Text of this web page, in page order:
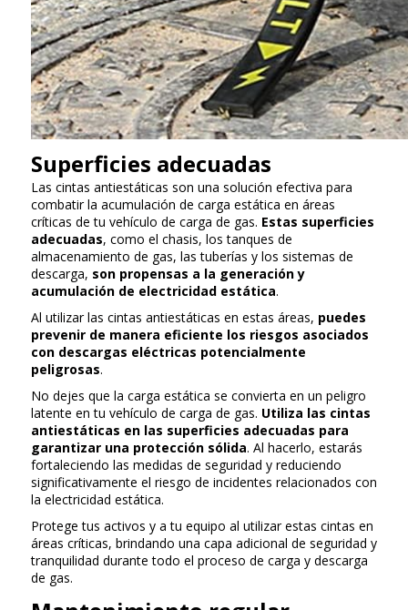
Superficies adecuadas
Las cintas antiestáticas son una solución efectiva para
combatir la acumulación de carga estática en áreas
críticas de tu vehículo de carga de gas. Estas superficies
adecuadas, como el chasis, los tanques de
almacenamiento de gas, las tuberías y los sistemas de
descarga, son propensas a la generación y
acumulación de electricidad estática.
Al utilizar las cintas antiestáticas en estas áreas, puedes
prevenir de manera eficiente los riesgos asociados
con descargas eléctricas potencialmente
peligrosas.
No dejes que la carga estática se convierta en un peligro
latente en tu vehículo de carga de gas. Utiliza las cintas
antiestáticas en las superficies adecuadas para
garantizar una protección sólida. Al hacerlo, estarás
fortaleciendo las medidas de seguridad y reduciendo
significativamente el riesgo de incidentes relacionados con
la electricidad estática.
Protege tus activos y a tu equipo al utilizar estas cintas en
áreas críticas, brindando una capa adicional de seguridad y
tranquilidad durante todo el proceso de carga y descarga
de gas.